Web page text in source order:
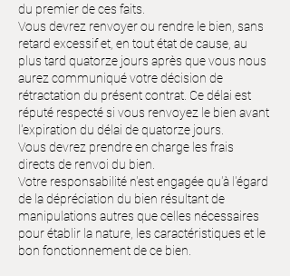
du premier de ces faits.
Vous devrez renvoyer ou rendre le bien, sans
retard excessif et, en tout état de cause, au
plus tard quatorze jours après que vous nous
aurez communiqué votre décision de
rétractation du présent contrat. Ce délai est
réputé respecté si vous renvoyez le bien avant
l'expiration du délai de quatorze jours.
Vous devrez prendre en charge les frais
directs de renvoi du bien.
Votre responsabilité n'est engagée qu'à l'égard
de la dépréciation du bien résultant de
manipulations autres que celles nécessaires
pour établir la nature, les caractéristiques et le
bon fonctionnement de ce bien.